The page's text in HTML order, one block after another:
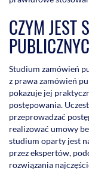
CZYM JEST
Studium zamówień
z prawa zamówień
pokazuje jej
postępowania.
przeprowadzać
realizować umowy
studium oparty jest
przez ekspertów,
rozwiązania